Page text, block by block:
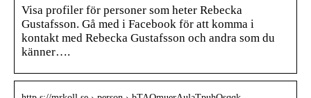
Visa profiler för personer som heter Rebecka
Gustafsson. Gå med i Facebook för att komma i
kontakt med Rebecka Gustafsson och andra som du
känner….